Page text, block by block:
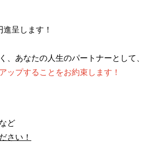
呈します！
、あなたの人生のパートナーとして、
ップすることをお約束します！
ど
さい！